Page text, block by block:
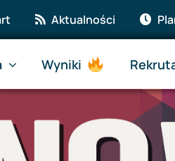
Aktualności
Wyniki